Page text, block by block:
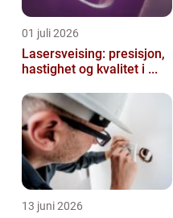
01 juli 2026
Lasersveising: presisjon,
hastighet og kvalitet i ...
13 juni 2026